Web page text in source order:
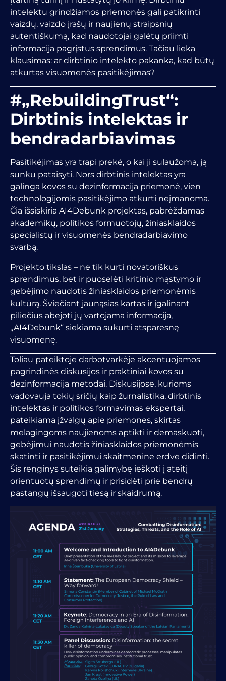
intelektu grindžiamos priemonės gali patikrinti
vaizdų, vaizdo įrašų ir naujienų straipsnių
autentiškumą, kad naudotojai galėtų priimti
informacija pagrįstus sprendimus. Tačiau lieka
klausimas: ar dirbtinio intelekto pakanka, kad būtų
atkurtas visuomenės pasitikėjimas?
#„RebuildingTrust“:
Dirbtinis intelektas ir
bendradarbiavimas
Pasitikėjimas yra trapi prekė, o kai ji sulaužoma, ją
sunku pataisyti. Nors dirbtinis intelektas yra
galinga kovos su dezinformacija priemonė, vien
technologijomis pasitikėjimo atkurti neįmanoma.
Čia išsiskiria AI4Debunk projektas, pabrėždamas
akademikų, politikos formuotojų, žiniasklaidos
specialistų ir visuomenės bendradarbiavimo
svarbą.
Projekto tikslas – ne tik kurti novatoriškus
sprendimus, bet ir puoselėti kritinio mąstymo ir
gebėjimo naudotis žiniasklaidos priemonėmis
kultūrą. Šviečiant jaunąsias kartas ir įgalinant
piliečius abejoti jų vartojama informacija,
„AI4Debunk“ siekiama sukurti atsparesnę
visuomenę.
Toliau pateiktoje darbotvarkėje akcentuojamos
pagrindinės diskusijos ir praktiniai kovos su
dezinformacija metodai. Diskusijose, kurioms
vadovauja tokių sričių kaip žurnalistika, dirbtinis
intelektas ir politikos formavimas ekspertai,
pateikiama įžvalgų apie priemones, skirtas
melagingoms naujienoms aptikti ir demaskuoti,
gebėjimui naudotis žiniasklaidos priemonėmis
skatinti ir pasitikėjimui skaitmenine erdve didinti.
Šis renginys suteikia galimybę ieškoti į ateitį
orientuotų sprendimų ir prisidėti prie bendrų
pastangų išsaugoti tiesą ir skaidrumą.